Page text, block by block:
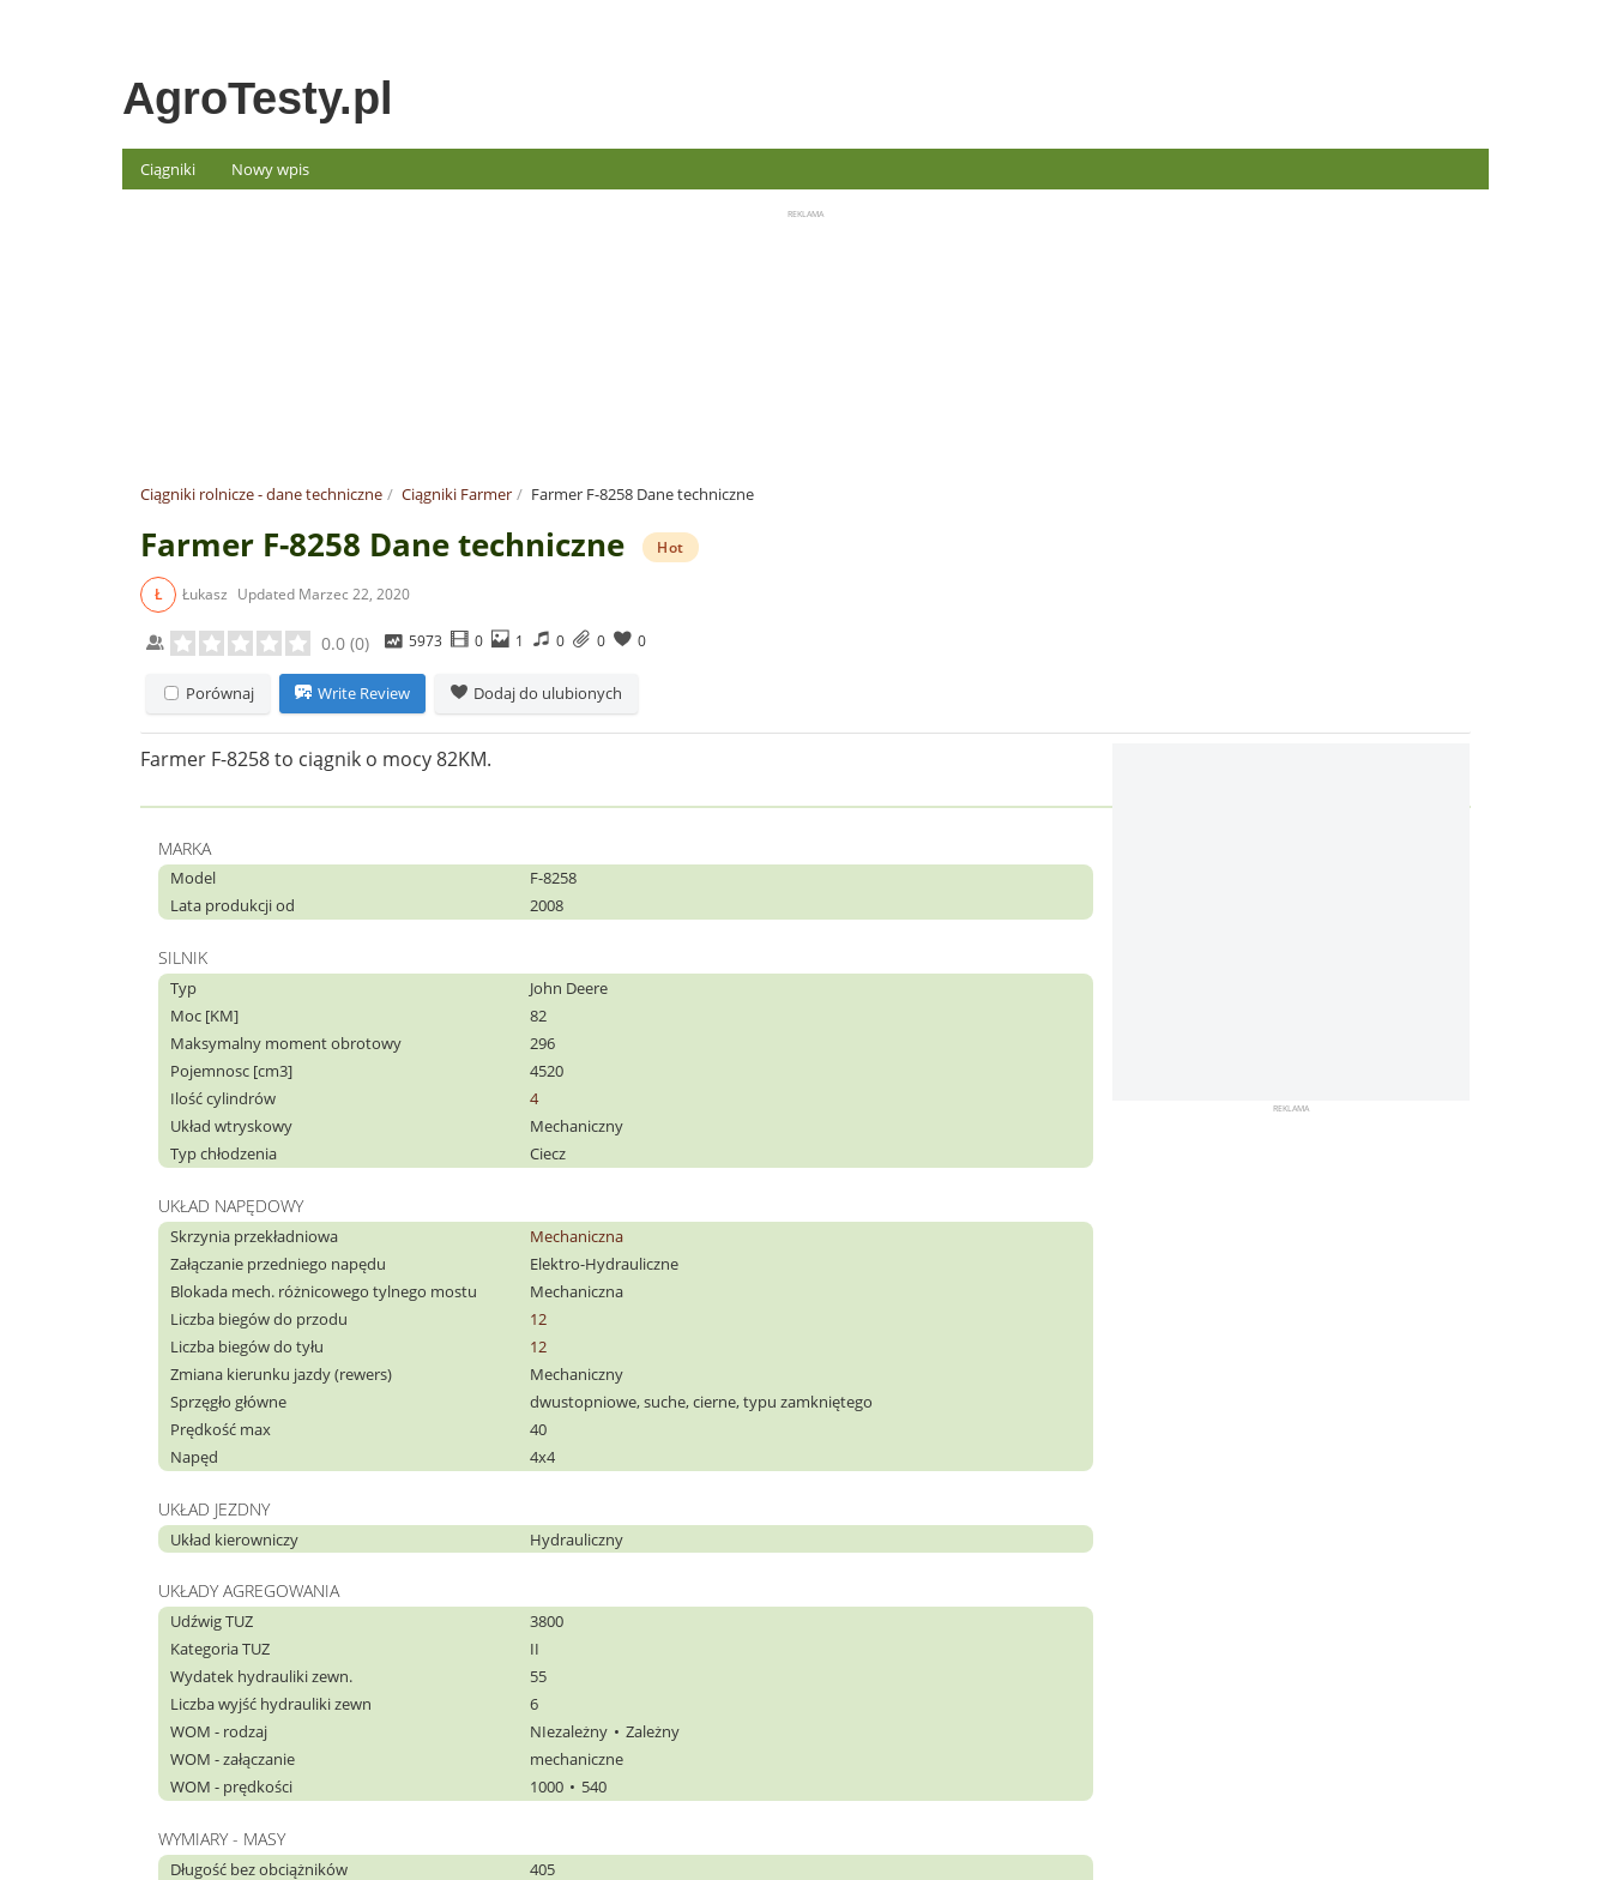
AgroTesty.pl
Ciągniki Nowy wpis
Ciągniki rolnicze - dane techniczne Ciągniki Farmer Farmer F-8258 Dane techniczne
Farmer F-8258 Dane techniczne Hot
Ł Łukasz Updated Marzec 22, 2020
0.0 (0) 5973 0 1 0 0 0
Porównaj Write Review Dodaj do ulubionych
Farmer F-8258 to ciągnik o mocy 82KM.
MARKA
Model
F-8258
Lata produkcji od
2008
SILNIK
Typ
John Deere
Moc [KM]
82
Maksymalny moment obrotowy
296
Pojemnosc [cm3]
4520
Ilość cylindrów
4
Układ wtryskowy
Mechaniczny
Typ chłodzenia
Ciecz
UKŁAD NAPĘDOWY
Skrzynia przekładniowa
Mechaniczna
Załączanie przedniego napędu
Elektro-Hydrauliczne
Blokada mech. różnicowego tylnego mostu
Mechaniczna
Liczba biegów do przodu
12
Liczba biegów do tyłu
12
Zmiana kierunku jazdy (rewers)
Mechaniczny
Sprzęgło główne
dwustopniowe, suche, cierne, typu zamkniętego
Prędkość max
40
Napęd
4x4
UKŁAD JEZDNY
Układ kierowniczy Hydrauliczny
UKŁADY AGREGOWANIA
Udźwig TUZ
3800
Kategoria TUZ
II
Wydatek hydrauliki zewn.
55
Liczba wyjść hydrauliki zewn
6
WOM - rodzaj
NIezależny
Zależny
WOM - załączanie
mechaniczne
WOM - prędkości
1000 540
WYMIARY - MASY
Długość bez obciążników
405